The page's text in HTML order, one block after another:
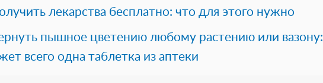
лекарства бесплатно: что для этого нужно
пышное цветению любому растению или вазону:
всего одна таблетка из аптеки